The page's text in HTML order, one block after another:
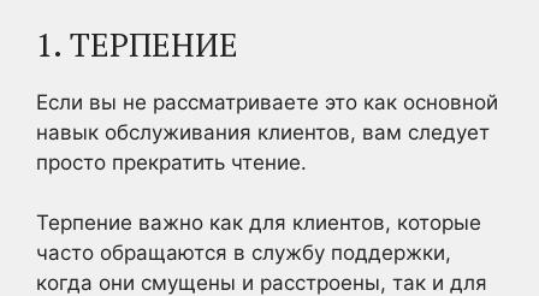
1. ТЕРПЕНИЕ
Если вы не рассматриваете это как основной
навык обслуживания клиентов, вам следует
просто прекратить чтение.
Терпение важно как для клиентов, которые
часто обращаются в службу поддержки,
когда они смущены и расстроены, так и для